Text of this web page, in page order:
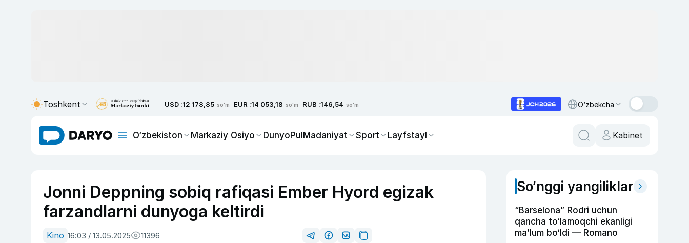
Toshkent USD :12 178,85 so'm EUR :14 053,18 so'm RUB :146,54 so'm O‘zbekcha
O‘zbekiston Markaziy Osiyo DunyoPulMadaniyat Sport Layfstayl Kabinet
Jonni Deppning sobiq rafiqasi Ember Hyord egizak
farzandlarni dunyoga keltirdi
Kino 16:03 / 13.05.2025 11396
So‘nggi yangiliklar
“Barselona” Rodri uchun
qancha to‘lamoqchi ekanligi
ma’lum bo‘ldi — Romano